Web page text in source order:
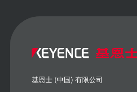
基恩士 (中国) 有限公司